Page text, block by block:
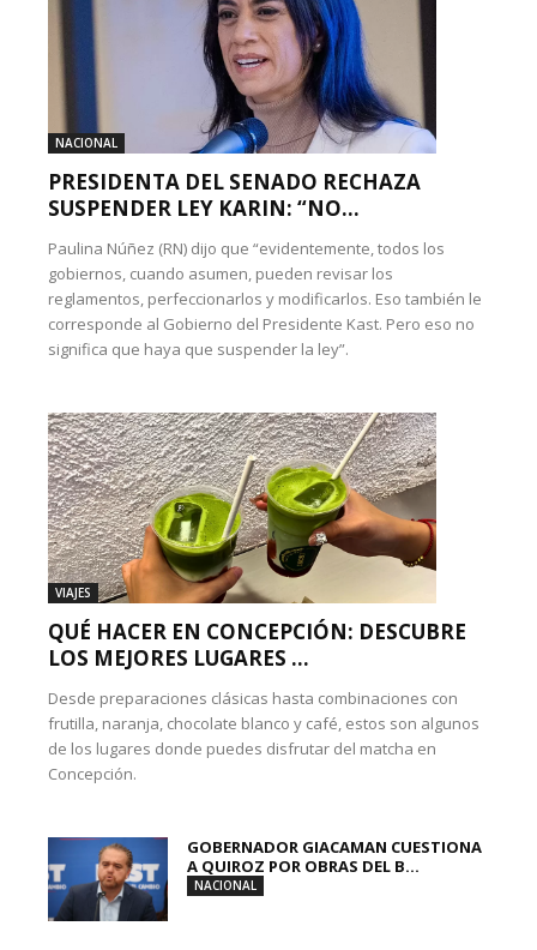
NACIONAL
PRESIDENTA DEL SENADO RECHAZA
SUSPENDER LEY KARIN: “NO...
Paulina Núñez (RN) dijo que “evidentemente, todos los
gobiernos, cuando asumen, pueden revisar los
reglamentos, perfeccionarlos y modificarlos. Eso también le
corresponde al Gobierno del Presidente Kast. Pero eso no
significa que haya que suspender la ley”.
VIAJES
QUÉ HACER EN CONCEPCIÓN: DESCUBRE
LOS MEJORES LUGARES ...
Desde preparaciones clásicas hasta combinaciones con
frutilla, naranja, chocolate blanco y café, estos son algunos
de los lugares donde puedes disfrutar del matcha en
Concepción.
GOBERNADOR GIACAMAN CUESTIONA
A QUIROZ POR OBRAS DEL B...
NACIONAL